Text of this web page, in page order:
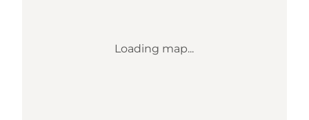
Loading map...